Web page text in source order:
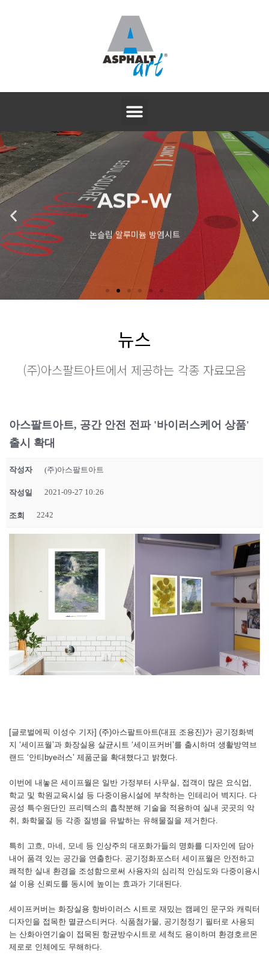
ASP-W
논슬립 알루미늄 방염시트
뉴스
(주)아스팔트아트에서 제공하는 각종 자료모음
아스팔트아트, 공간 안전 전파 '바이러스케어 상품'
출시 확대
작성자 (주)아스팔트아트
작성일 2021-09-27 10:26
조회 2242
[글로벌에픽 이성수 기자] (주)아스팔트아트(대표 조용진)가 공기정화벽
지 ‘세이프월’과 화장실용 살균시트 ‘세이프커버’를 출시하며 생활방역브
랜드 ‘안티bye러스’ 제품군을 확대했다고 밝혔다.
이번에 내놓은 세이프월은 일반 가정부터 사무실, 접객이 많은 요식업,
학교 및 학원교육시설 등 다중이용시설에 부착하는 인테리어 벽지다. 다
공성 특수원단인 프리텍스의 흡착분해 기술을 적용하여 실내 곳곳의 악
취, 화학물질 등 각종 질병을 유발하는 유해물질을 제거한다.
특히 고흐, 마네, 모네 등 인상주의 대포화가들의 명화를 디자인에 담아
내어 품격 있는 공간을 연출한다. 공기정화포스터 세이프월은 안전하고
쾌적한 실내 환경을 조성함으로써 사용자의 심리적 안심도와 다중이용시
설 이용 신뢰도를 동시에 높이는 효과가 기대된다.
세이프커버는 화장실용 항바이러스 시트로 재밌는 캠페인 문구와 캐릭터
디자인을 접목한 멸균스티커다. 식품첨가물, 공기청정기 필터로 사용되
는 산화아연기술이 접목된 항균방수시트로 세척도 용이하며 환경호르몬
제로로 인체에도 무해하다.